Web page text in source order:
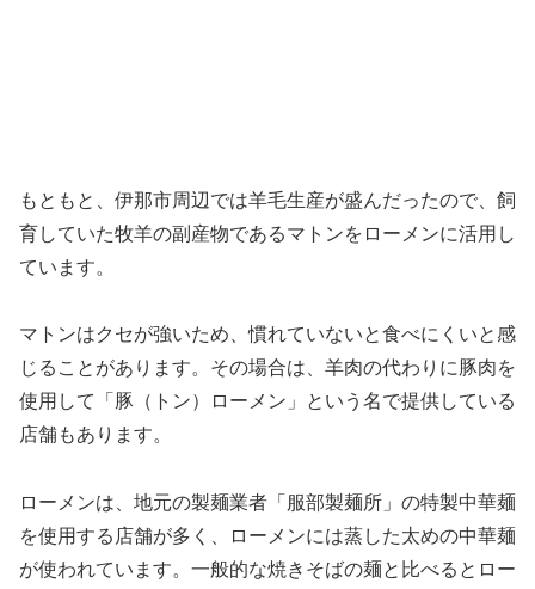
もともと、伊那市周辺では羊毛生産が盛んだったので、飼
育していた牧羊の副産物であるマトンをローメンに活用し
ています。
マトンはクセが強いため、慣れていないと食べにくいと感
じることがあります。その場合は、羊肉の代わりに豚肉を
使用して「豚（トン）ローメン」という名で提供している
店舗もあります。
ローメンは、地元の製麺業者「服部製麺所」の特製中華麺
を使用する店舗が多く、ローメンには蒸した太めの中華麺
が使われています。一般的な焼きそばの麺と比べるとロー